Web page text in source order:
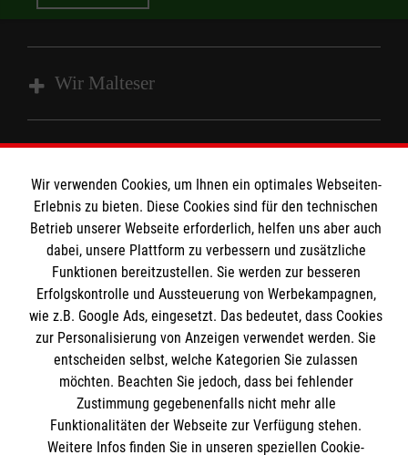
Wir Malteser
Spenden und Helfen
Angebote und Leistungen
Unsere Kurse
Mitwirken
Ansprechpartner
Standorte
Informationen
Kontakt
Impressum
Datenschutz
Barrierefreiheit
Medizinproduktesicherheit
Netiquette
Malteser online
Malteser bundesweit
Malteser im Bistum Mainz
Malteserorden
Malteser Jugend
Spendenkonto
Empfänger: Malteser Hilfsdienst e.V.
Wir verwenden Cookies, um Ihnen ein optimales Webseiten-
Erlebnis zu bieten. Diese Cookies sind für den technischen
Betrieb unserer Webseite erforderlich, helfen uns aber auch
dabei, unsere Plattform zu verbessern und zusätzliche
Funktionen bereitzustellen. Sie werden zur besseren
Erfolgskontrolle und Aussteuerung von Werbekampagnen,
wie z.B. Google Ads, eingesetzt. Das bedeutet, dass Cookies
zur Personalisierung von Anzeigen verwendet werden. Sie
entscheiden selbst, welche Kategorien Sie zulassen
möchten. Beachten Sie jedoch, dass bei fehlender
Zustimmung gegebenenfalls nicht mehr alle
Funktionalitäten der Webseite zur Verfügung stehen.
Weitere Infos finden Sie in unseren speziellen Cookie-